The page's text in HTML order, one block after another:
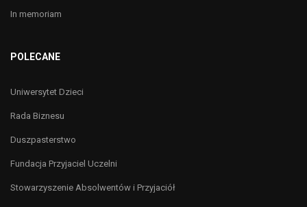
In memoriam
POLECANE
Uniwersytet Dzieci
Rada Biznesu
Duszpasterstwo
Fundacja Przyjaciel Uczelni
Stowarzyszenie Absolwentów i Przyjaciół